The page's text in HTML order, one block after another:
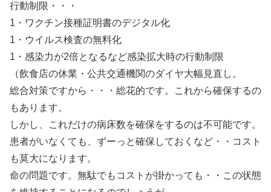
行動制限・・・
1・ワクチン接種証明書のデジタル化
1・ウイルス検査の無料化
1・感染力が2倍となるなど感染拡大時の行動制限
（飲食店の休業・公共交通機関のダイヤ大幅見直し。
総合対策ですから・・・総花的です。これから確保するの
もあります。
しかし、これだけの病床数を確保をするのは不可能です。
患者がいなくても、ずーっと確保しておくなど・・コスト
も莫大になります。
命の問題です。無駄でもコストが掛かっても・・この状態